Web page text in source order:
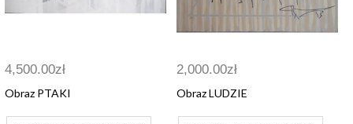
4,500.00zł
Obraz PTAKI
2,000.00zł
Obraz LUDZIE